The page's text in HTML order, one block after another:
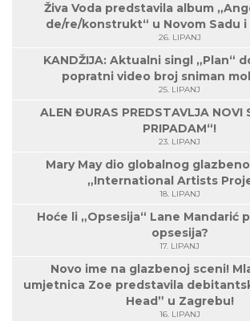
Živa Voda predstavila album
de/re/konstrukt“ u Novom Sadu i
26. LIPANJ
KANDŽIJA: Aktualni singl „Plan“
popratni video broj sniman
25. LIPANJ
ALEN ĐURAS PREDSTAVLJA NOVI
PRIPADAM“!
23. LIPANJ
Mary May dio globalnog
„International Artists
18. LIPANJ
Hoće li „Opsesija“ Lane Mandarić
opsesija?
17. LIPANJ
Novo ime na glazbenoj sceni!
umjetnica Zoe predstavila
Head” u Zagrebu!
16. LIPANJ